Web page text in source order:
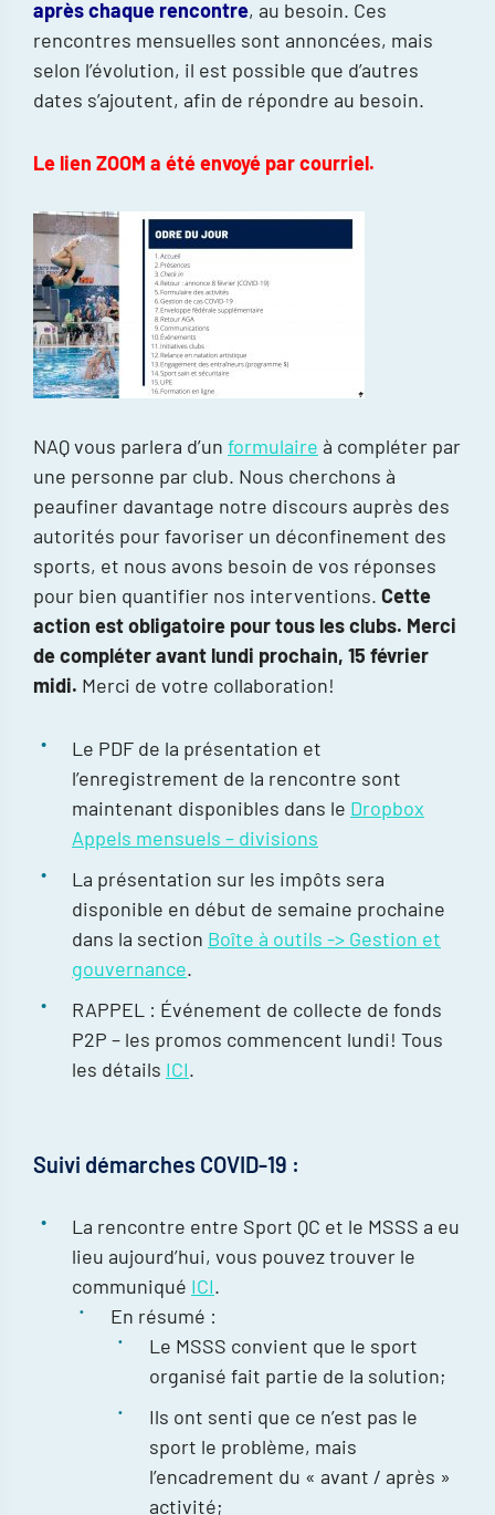
après chaque rencontre, au besoin. Ces
rencontres mensuelles sont annoncées, mais
selon l’évolution, il est possible que d’autres
dates s’ajoutent, afin de répondre au besoin.
Le lien ZOOM a été envoyé par courriel.
NAQ vous parlera d’un formulaire à compléter par
une personne par club. Nous cherchons à
peaufiner davantage notre discours auprès des
autorités pour favoriser un déconfinement des
sports, et nous avons besoin de vos réponses
pour bien quantifier nos interventions. Cette
action est obligatoire pour tous les clubs. Merci
de compléter avant lundi prochain, 15 février
midi. Merci de votre collaboration!
Le PDF de la présentation et
l’enregistrement de la rencontre sont
maintenant disponibles dans le Dropbox
Appels mensuels – divisions
La présentation sur les impôts sera
disponible en début de semaine prochaine
dans la section Boîte à outils -> Gestion et
gouvernance.
RAPPEL : Événement de collecte de fonds
P2P – les promos commencent lundi! Tous
les détails ICI.
Suivi démarches COVID-19 :
La rencontre entre Sport QC et le MSSS a eu
lieu aujourd’hui, vous pouvez trouver le
communiqué ICI.
En résumé :
Le MSSS convient que le sport
organisé fait partie de la solution;
Ils ont senti que ce n’est pas le
sport le problème, mais
l’encadrement du « avant / après »
activité;